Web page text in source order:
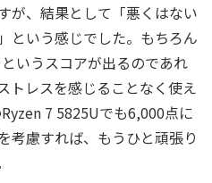
が、結果として「悪くはない
という感じでした。もちろん
いうスコアが出るのであれ
トレスを感じることなく使え
7 5825Uでも6,000点に
考慮すれば、もうひと頑張り